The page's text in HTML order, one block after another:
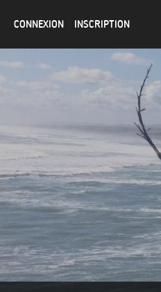
CONNEXION INSCRIPTION